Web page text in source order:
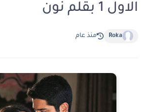
الاول 1 بقلم نون
Roka منذ عام